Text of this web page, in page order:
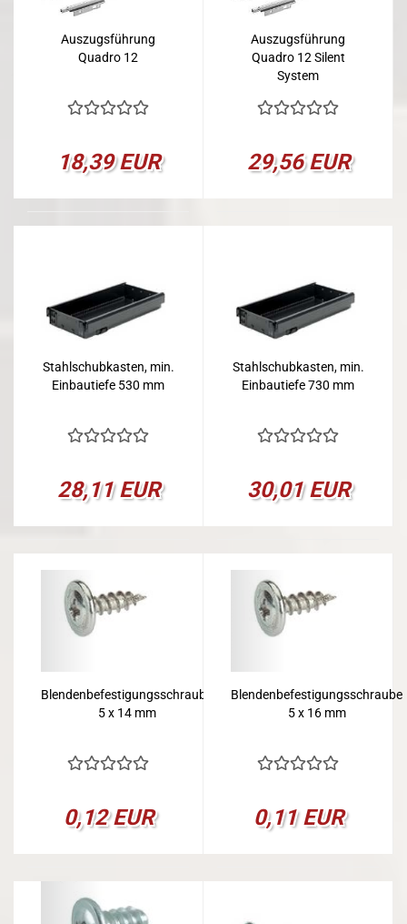
Auszugsführung
Quadro 12
18,39 EUR
Auszugsführung
Quadro 12 Silent
System
29,56 EUR
Stahlschubkasten, min.
Einbautiefe 530 mm
28,11 EUR
Stahlschubkasten, min.
Einbautiefe 730 mm
30,01 EUR
Blendenbefestigungsschraube
5 x 14 mm
0,12 EUR
Blendenbefestigungsschraube
5 x 16 mm
0,11 EUR